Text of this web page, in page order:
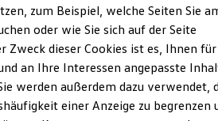
finden
und Lebensdauer
zum Beispiel, welche Seiten Sie
oder wie Sie sich auf der Seite
Zweck dieser Cookies ist es, Ihnen für
an Ihre Interessen angepasste
werden außerdem dazu verwendet,
einer Anzeige zu begrenzen